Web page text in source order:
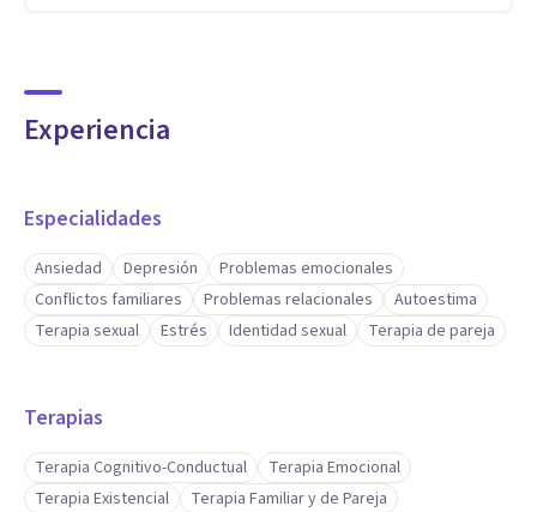
Experiencia
Especialidades
Ansiedad Depresión
Problemas emocionales
Conflictos familiares
Problemas relacionales
Autoestima
Terapia sexual
Estrés Identidad sexual Terapia de pareja
Terapias
Terapia Cognitivo-Conductual
Terapia Emocional
Terapia Existencial
Terapia Familiar y de Pareja